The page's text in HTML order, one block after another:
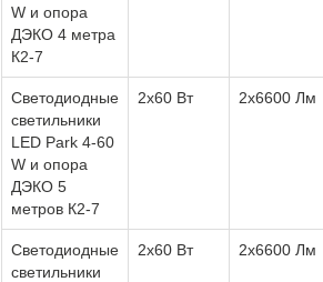
W и опора
ДЭКО 4 метра
К2-7
Светодиодные
светильники
LED Park 4-60
W и опора
ДЭКО 5
метров К2-7
2х60 Вт 2х6600 Лм
Светодиодные
светильники
2х60 Вт 2х6600 Лм